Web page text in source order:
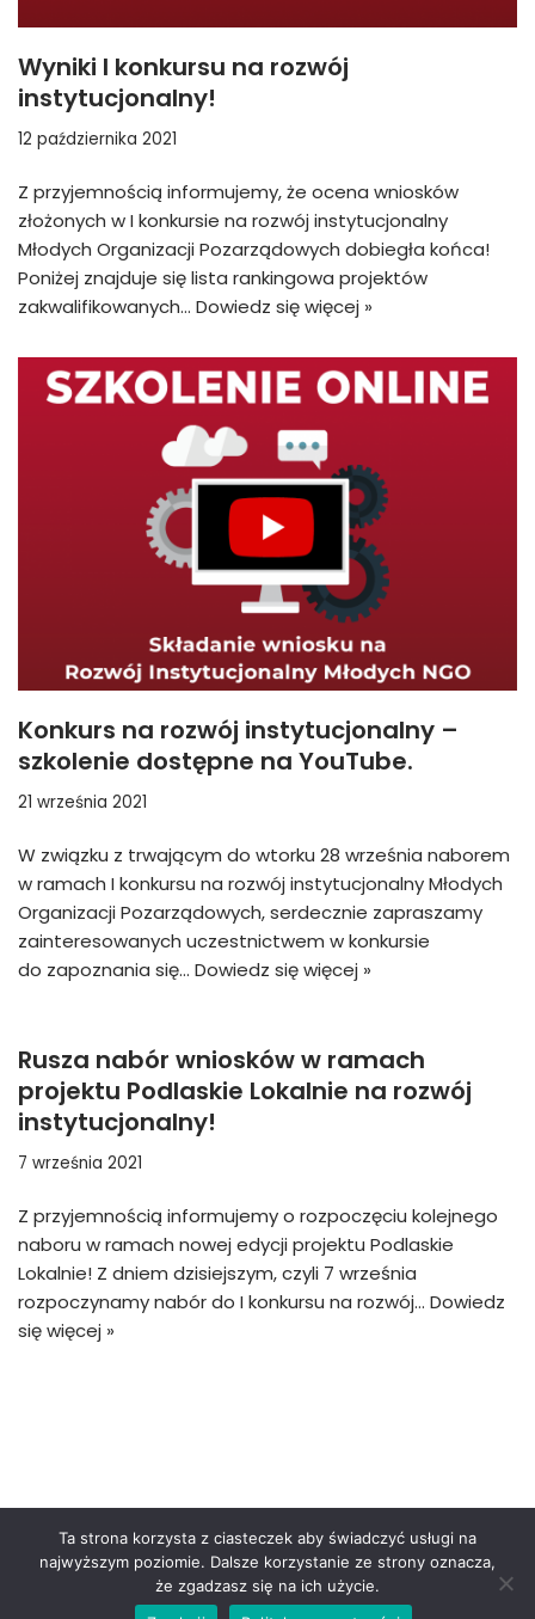
Wyniki I konkursu na rozwój
instytucjonalny!
12 października 2021
Z przyjemnością informujemy, że ocena wniosków
złożonych w I konkursie na rozwój instytucjonalny
Młodych Organizacji Pozarządowych dobiegła końca!
Poniżej znajduje się lista rankingowa projektów
zakwalifikowanych… Dowiedz się więcej »
Konkurs na rozwój instytucjonalny –
szkolenie dostępne na YouTube.
21 września 2021
W związku z trwającym do wtorku 28 września naborem
w ramach I konkursu na rozwój instytucjonalny Młodych
Organizacji Pozarządowych, serdecznie zapraszamy
zainteresowanych uczestnictwem w konkursie
do zapoznania się… Dowiedz się więcej »
Rusza nabór wniosków w ramach
projektu Podlaskie Lokalnie na rozwój
instytucjonalny!
7 września 2021
Z przyjemnością informujemy o rozpoczęciu kolejnego
naboru w ramach nowej edycji projektu Podlaskie
Lokalnie! Z dniem dzisiejszym, czyli 7 września
rozpoczynamy nabór do I konkursu na rozwój… Dowiedz
się więcej »
Polityka prywatności
Ta strona korzysta z ciasteczek aby świadczyć usługi na
najwyższym poziomie. Dalsze korzystanie ze strony oznacza,
że zgadzasz się na ich użycie.